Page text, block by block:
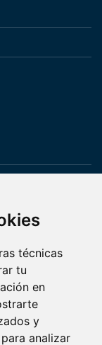
técnicas
tu
en
y
analizar